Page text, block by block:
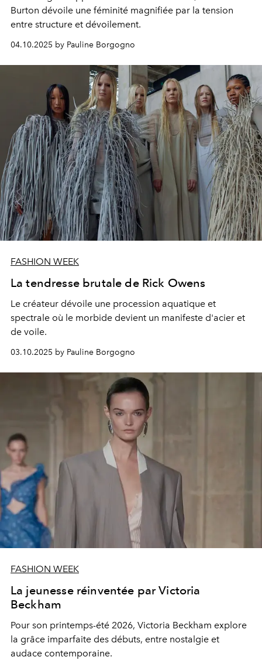
Burton dévoile une féminité magnifiée par la tension
entre structure et dévoilement.
04.10.2025 by Pauline Borgogno
FASHION WEEK
La tendresse brutale de Rick Owens
Le créateur dévoile une procession aquatique et
spectrale où le morbide devient un manifeste d'acier et
de voile.
03.10.2025 by Pauline Borgogno
FASHION WEEK
La jeunesse réinventée par Victoria
Beckham
Pour son printemps-été 2026, Victoria Beckham explore
la grâce imparfaite des débuts, entre nostalgie et
audace contemporaine.